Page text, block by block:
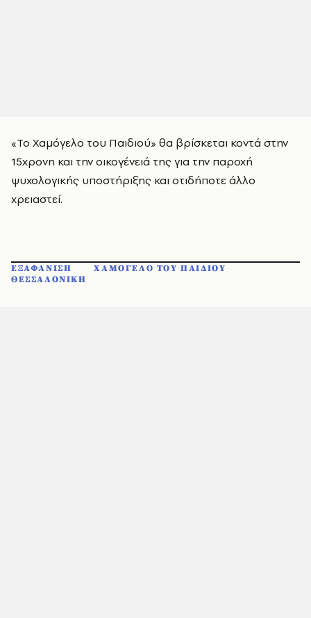
«To Χαμόγελο του Παιδιού» θα βρίσκεται κοντά στην
15χρονη και την οικογένειά της για την παροχή
ψυχολογικής υποστήριξης και οτιδήποτε άλλο
χρειαστεί.
ΕΞΑΦΑΝΙΣΗ
ΧΑΜΟΓΕΛΟ ΤΟΥ ΠΑΙΔΙΟΥ
ΘΕΣΣΑΛΟΝΙΚΗ